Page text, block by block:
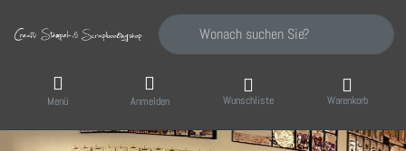
Geben Sie einen Suchbegriff ein. Während
Menü Anmelden Wunschliste Warenkorb